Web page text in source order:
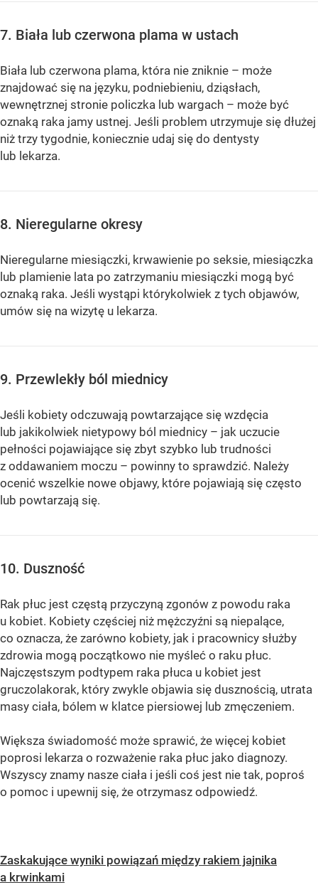
7. Biała lub czerwona plama w ustach
Biała lub czerwona plama, która nie zniknie – może
znajdować się na języku, podniebieniu, dziąsłach,
wewnętrznej stronie policzka lub wargach – może być
oznaką raka jamy ustnej. Jeśli problem utrzymuje się dłużej
niż trzy tygodnie, koniecznie udaj się do dentysty
lub lekarza.
8. Nieregularne okresy
Nieregularne miesiączki, krwawienie po seksie, miesiączka
lub plamienie lata po zatrzymaniu miesiączki mogą być
oznaką raka. Jeśli wystąpi którykolwiek z tych objawów,
umów się na wizytę u lekarza.
9. Przewlekły ból miednicy
Jeśli kobiety odczuwają powtarzające się wzdęcia
lub jakikolwiek nietypowy ból miednicy – jak uczucie
pełności pojawiające się zbyt szybko lub trudności
z oddawaniem moczu – powinny to sprawdzić. Należy
ocenić wszelkie nowe objawy, które pojawiają się często
lub powtarzają się.
10. Duszność
Rak płuc jest częstą przyczyną zgonów z powodu raka
u kobiet. Kobiety częściej niż mężczyźni są niepalące,
co oznacza, że ​​zarówno kobiety, jak i pracownicy służby
zdrowia mogą początkowo nie myśleć o raku płuc.
Najczęstszym podtypem raka płuca u kobiet jest
gruczolakorak, który zwykle objawia się dusznością, utrata
masy ciała, bólem w klatce piersiowej lub zmęczeniem.
Większa świadomość może sprawić, że więcej kobiet
poprosi lekarza o rozważenie raka płuc jako diagnozy.
Wszyscy znamy nasze ciała i jeśli coś jest nie tak, poproś
o pomoc i upewnij się, że otrzymasz odpowiedź.
Zaskakujące wyniki powiązań między rakiem jajnika
a krwinkami